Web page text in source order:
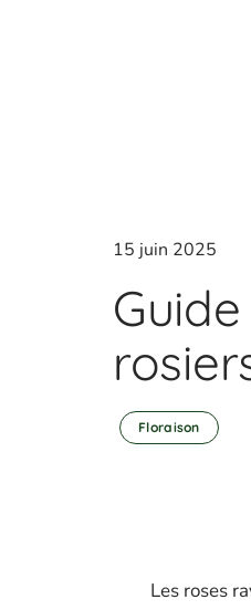
15 juin 2025
Floraison
Les roses